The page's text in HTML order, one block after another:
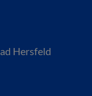
Hersfeld